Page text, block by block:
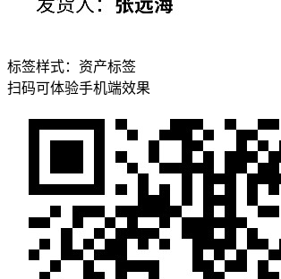
标签样式： 资产标签
扫码可体验手机端效果